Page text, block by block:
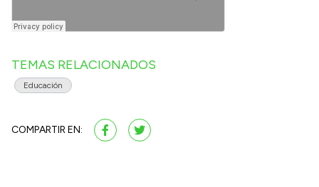
TEMAS RELACIONADOS
Educación
COMPARTIR EN: